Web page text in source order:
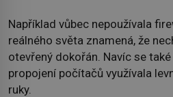
Například vůbec nepoužívala
reálného světa znamená, že
otevřený dokořán. Navíc se
propojení počítačů využívala
ruky.